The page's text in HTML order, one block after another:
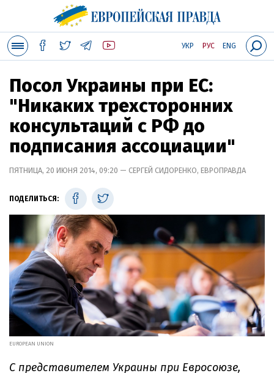
УКР РУС ENG
Посол Украины при ЕС:
"Никаких трехсторонних
консультаций с РФ до
подписания ассоциации"
ПЯТНИЦА, 20 ИЮНЯ 2014, 09:20 — СЕРГЕЙ СИДОРЕНКО, ЕВРОПРАВДА
ПОДЕЛИТЬСЯ:
EUROPEAN UNION
С представителем Украины при Евросоюзе,